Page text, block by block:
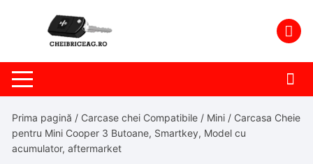
Prima pagină / Carcase chei Compatibile / Mini / Carcasa Cheie
pentru Mini Cooper 3 Butoane, Smartkey, Model cu
acumulator, aftermarket